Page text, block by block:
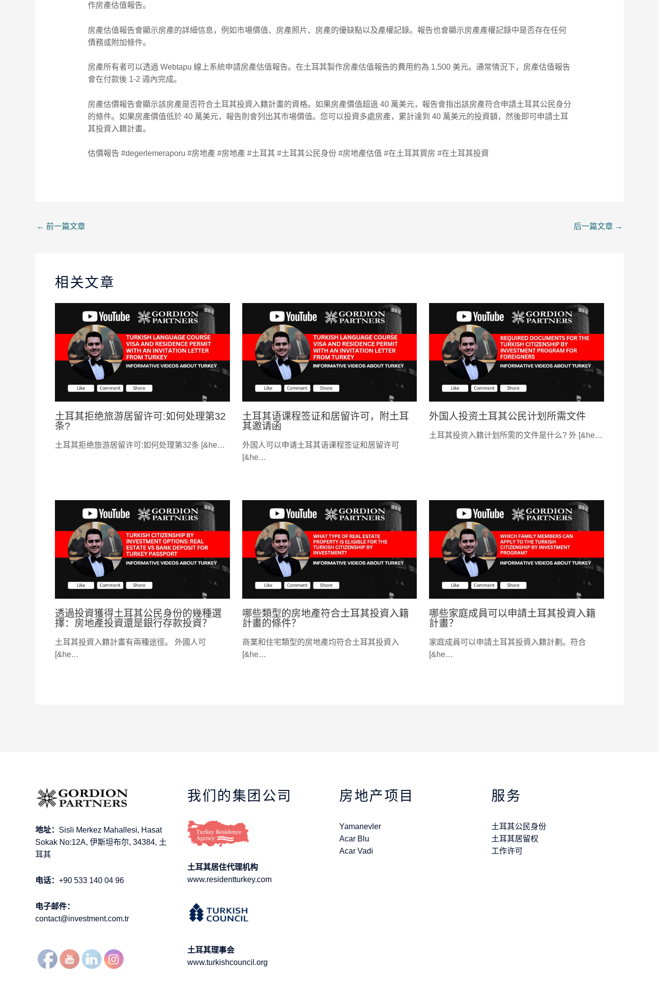
作房產估值報告。
房產估值報告會顯示房產的詳細信息，例如市場價值、房產照片、房產的優缺點以及產權記錄。報告也會顯示房產產權記錄中是否存在任何
債務或附加條件。
房產所有者可以透過 Webtapu 線上系統申請房產估值報告。在土耳其製作房產估值報告的費用約為 1,500 美元。通常情況下，房產估值報告
會在付款後 1-2 週內完成。
房產估價報告會顯示該房產是否符合土耳其投資入籍計畫的資格。如果房產價值超過 40 萬美元，報告會指出該房產符合申請土耳其公民身分
的條件。如果房產價值低於 40 萬美元，報告則會列出其市場價值。您可以投資多處房產，累計達到 40 萬美元的投資額，然後即可申請土耳
其投資入籍計畫。
估價報告 #degerlemeraporu #房地產 #房地產 #土耳其 #土耳其公民身份 #房地產估值 #在土耳其買房 #在土耳其投資
← 前一篇文章 后一篇文章 →
相关文章
土耳其拒绝旅游居留许可:如何处理第32
条?
土耳其拒绝旅游居留许可:如何处理第32条 [&he…
土耳其语课程签证和居留许可，附土耳
其邀请函
外国人可以申请土耳其语课程签证和居留许可
[&he…
外国人投资土耳其公民计划所需文件
土耳其投资入籍计划所需的文件是什么? 外 [&he…
透過投資獲得土耳其公民身份的幾種選
擇：房地產投資還是銀行存款投資？
土耳其投資入籍計畫有兩種途徑。 外國人可
[&he…
哪些類型的房地產符合土耳其投資入籍
計畫的條件？
商業和住宅類型的房地產均符合土耳其投資入
[&he…
哪些家庭成員可以申請土耳其投資入籍
計畫？
家庭成員可以申請土耳其投資入籍計劃。符合
[&he…
地址： Sisli Merkez Mahallesi, Hasat
Sokak No:12A, 伊斯坦布尔, 34384, 土
耳其
电话： +90 533 140 04 96
电子邮件：
contact@investment.com.tr
我们的集团公司
土耳其居住代理机构
www.residentturkey.com
土耳其理事会
www.turkishcouncil.org
房地产项目
Yamanevler
Acar Blu
Acar Vadi
服务
土耳其公民身份
土耳其居留权
工作许可